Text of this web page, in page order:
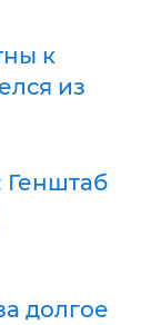
к
из
Генштаб
долгое